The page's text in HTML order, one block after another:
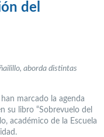
del
aborda distintas
marcado la agenda
su libro “Sobrevuelo del
académico de la Escuela